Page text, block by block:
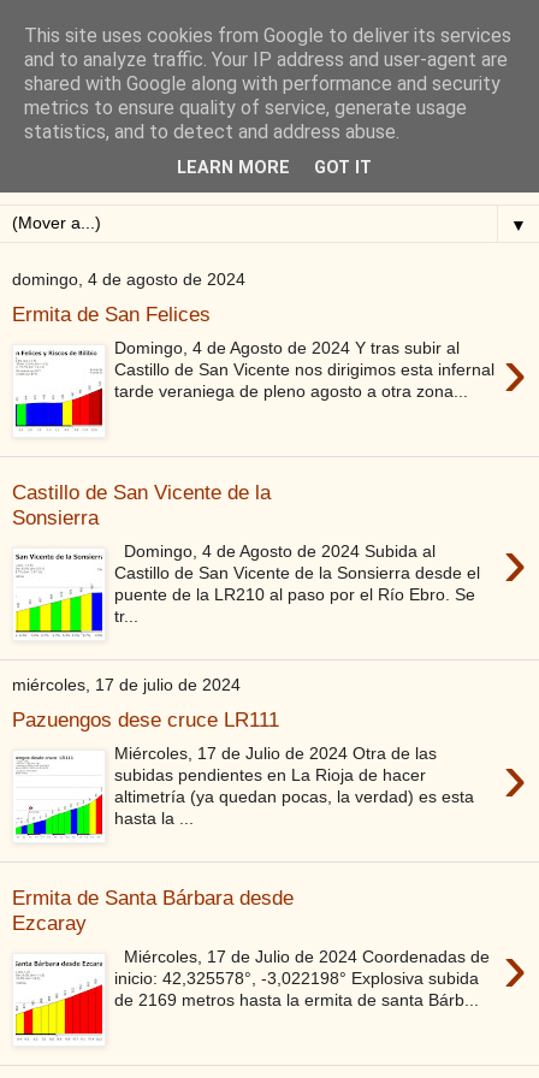
Blog de Alejandro San
Vicente
Blog sobre ciclismo: perfiles y altimetrías.
▼
domingo, 4 de agosto de 2024
Ermita de San Felices
›
Domingo, 4 de Agosto de 2024 Y tras subir al
Castillo de San Vicente nos dirigimos esta infernal
tarde veraniega de pleno agosto a otra zona...
Castillo de San Vicente de la
Sonsierra
›
Domingo, 4 de Agosto de 2024 Subida al
Castillo de San Vicente de la Sonsierra desde el
puente de la LR210 al paso por el Río Ebro. Se
tr...
miércoles, 17 de julio de 2024
Pazuengos dese cruce LR111
›
Miércoles, 17 de Julio de 2024 Otra de las
subidas pendientes en La Rioja de hacer
altimetría (ya quedan pocas, la verdad) es esta
hasta la ...
Ermita de Santa Bárbara desde
Ezcaray
›
Miércoles, 17 de Julio de 2024 Coordenadas de
inicio: 42,325578°, -3,022198° Explosiva subida
de 2169 metros hasta la ermita de santa Bárb...
This site uses cookies from Google to deliver its services
and to analyze traffic. Your IP address and user-agent are
shared with Google along with performance and security
metrics to ensure quality of service, generate usage
statistics, and to detect and address abuse.
LEARN MORE GOT IT